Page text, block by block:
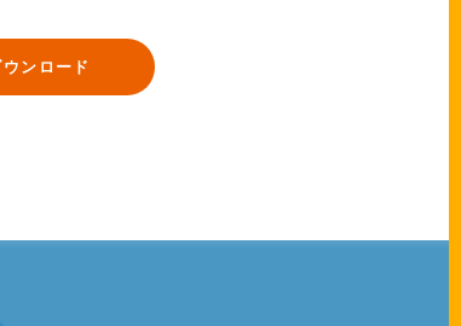
ンロード